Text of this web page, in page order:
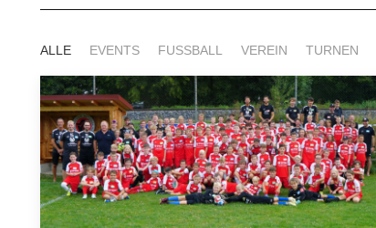
ALLE EVENTS FUSSBALL VEREIN TURNEN